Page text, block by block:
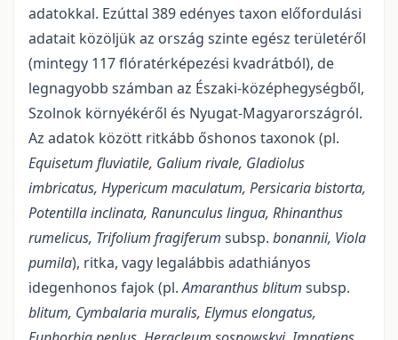
adatokkal. Ezúttal 389 edényes taxon előfordulási
adatait közöljük az ország szinte egész területéről
(mintegy 117 flóratérképezési kvadrátból), de
legnagyobb számban az Északi-középhegységből,
Szolnok környékéről és Nyugat-Magyarországról.
Az adatok között ritkább őshonos taxonok (pl.
Equisetum fluviatile, Galium rivale, Gladiolus
imbricatus, Hypericum maculatum, Persicaria bistorta,
Potentilla inclinata, Ranunculus lingua, Rhinanthus
rumelicus, Trifolium fragiferum subsp. bonannii, Viola
pumila), ritka, vagy legalábbis adathiányos
idegenhonos fajok (pl.Amaranthus blitum subsp.
blitum, Cymbalaria muralis, Elymus elongatus,